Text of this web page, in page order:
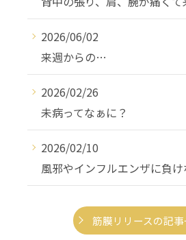
2026/06/02
来週からの…
2026/02/26
未病ってなぁに？
2026/02/10
風邪やインフルエンザに負け
筋膜リリースの記